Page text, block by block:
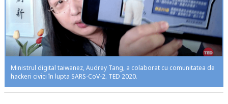
Ministrul digital taiwanez, Audrey Tang, a colaborat cu comunitatea de
hackeri civici în lupta SARS-CoV-2. TED 2020.